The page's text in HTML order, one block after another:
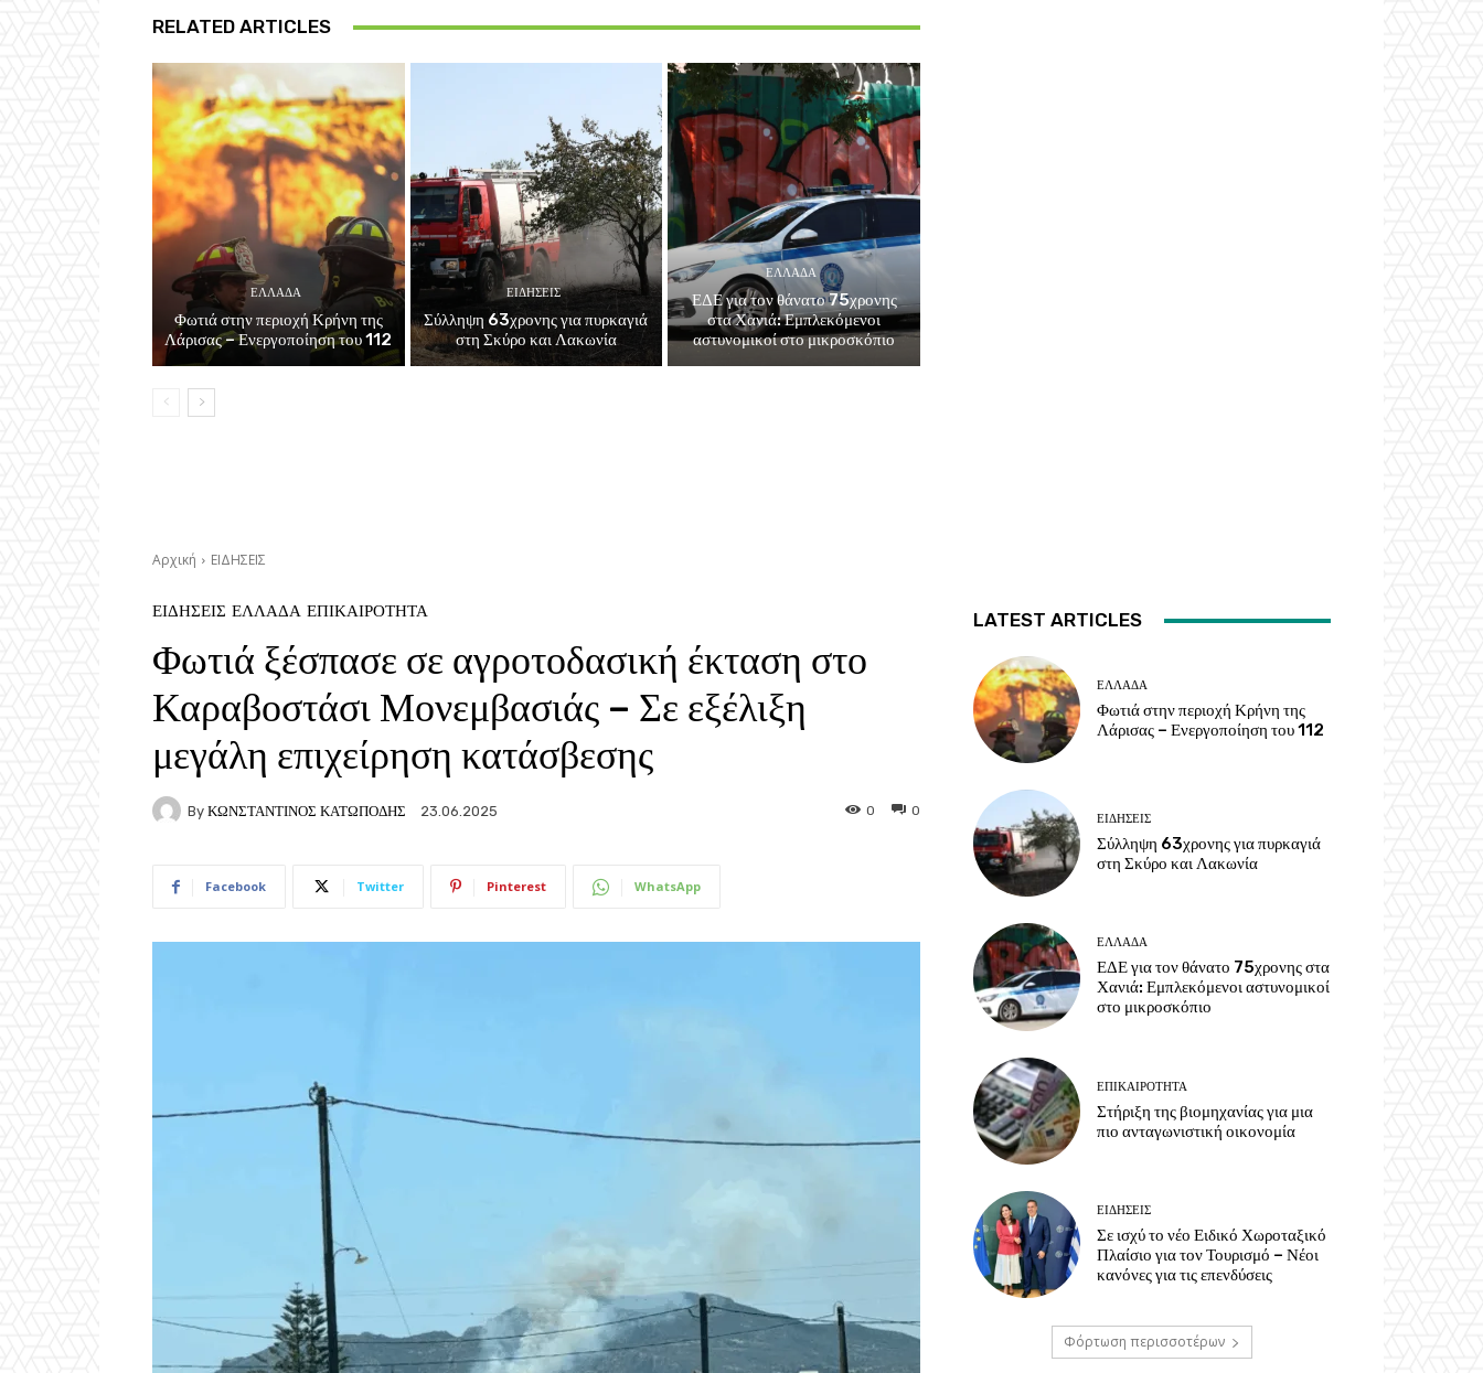
RELATED ARTICLES
ΕΛΛΑΔΑ
Φωτιά στην περιοχή Κρήνη της
Λάρισας – Ενεργοποίηση του 112
ΕΙΔΗΣΕΙΣ
Σύλληψη 63χρονης για πυρκαγιά
στη Σκύρο και Λακωνία
ΕΛΛΑΔΑ
ΕΔΕ για τον θάνατο 75χρονης
στα Χανιά: Εμπλεκόμενοι
αστυνομικοί στο μικροσκόπιο